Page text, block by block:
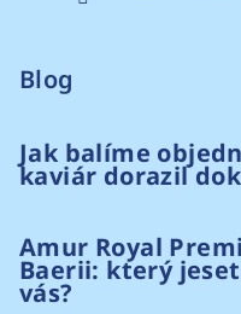
Blog
Jak balíme
kaviár dorazil
Amur Royal
Baerii: který
vás?